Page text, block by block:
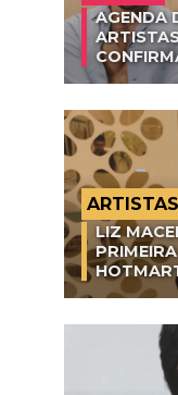
AGENDA
ARTISTAS
LIZ